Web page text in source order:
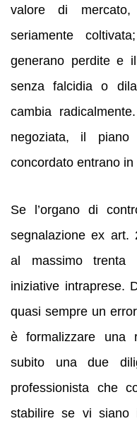
valore di
seriamente
generano perdite e
senza falcidia o
cambia
negoziata, il
concordato entrano
Se l’organo di
segnalazione ex art.
al massimo trenta
iniziative intraprese.
quasi sempre un
è formalizzare una
subito una due
professionista che
stabilire se vi siano